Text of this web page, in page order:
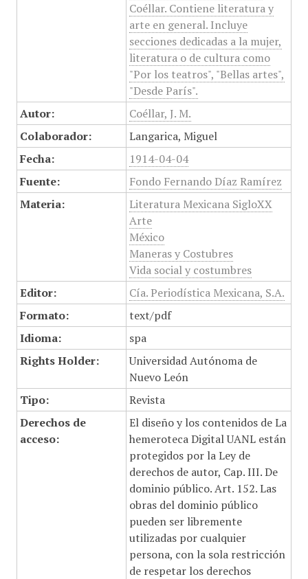
Coéllar. Contiene literatura y
arte en general. Incluye
secciones dedicadas a la mujer,
literatura o de cultura como
"Por los teatros", "Bellas artes",
"Desde París".
Autor:
Coéllar, J. M.
Colaborador:
Langarica, Miguel
Fecha:
1914-04-04
Fuente:
Fondo Fernando Díaz Ramírez
Materia:
Literatura Mexicana SigloXX
Arte
México
Maneras y Costubres
Vida social y costumbres
Editor:
Cía. Periodística Mexicana, S.A.
Formato:
text/pdf
Idioma:
spa
Rights Holder:
Universidad Autónoma de
Nuevo León
Tipo:
Revista
Derechos de
acceso:
El diseño y los contenidos de La
hemeroteca Digital UANL están
protegidos por la Ley de
derechos de autor, Cap. III. De
dominio público. Art. 152. Las
obras del dominio público
pueden ser libremente
utilizadas por cualquier
persona, con la sola restricción
de respetar los derechos